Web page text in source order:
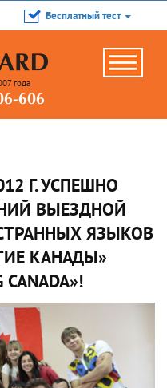
Бесплатный тест
года
606
Г. УСПЕШНО
ВЫЕЗДНОЙ
ЯЗЫКОВ
КАНАДЫ»
CANADA»!